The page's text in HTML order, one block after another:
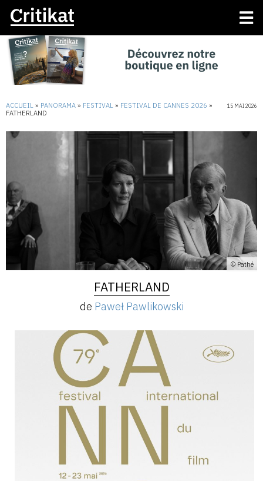
ACCUEIL » PANORAMA » FESTIVAL » FESTIVAL DE CANNES 2026 »
FATHERLAND
15 MAI 2026
© Pathé
FATHERLAND
de Paweł Pawlikowski